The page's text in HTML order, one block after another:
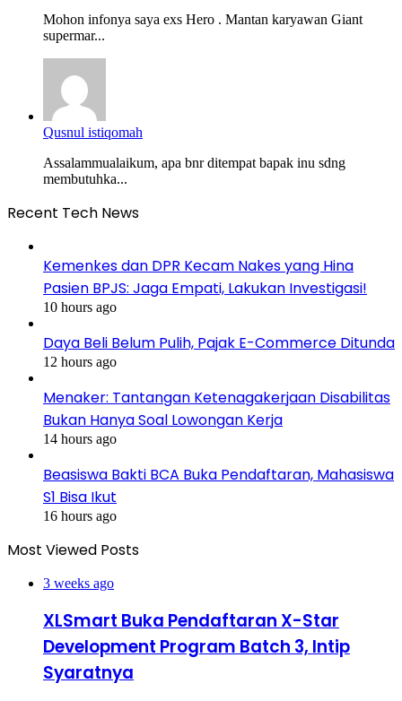
Mohon infonya saya exs Hero . Mantan karyawan Giant
supermar...
Qusnul istiqomah
Assalammualaikum, apa bnr ditempat bapak inu sdng
membutuhka...
Recent Tech News
Kemenkes dan DPR Kecam Nakes yang Hina
Pasien BPJS: Jaga Empati, Lakukan Investigasi!
10 hours ago
Daya Beli Belum Pulih, Pajak E-Commerce Ditunda
12 hours ago
Menaker: Tantangan Ketenagakerjaan Disabilitas
Bukan Hanya Soal Lowongan Kerja
14 hours ago
Beasiswa Bakti BCA Buka Pendaftaran, Mahasiswa
S1 Bisa Ikut
16 hours ago
Most Viewed Posts
3 weeks ago
XLSmart Buka Pendaftaran X-Star
Development Program Batch 3, Intip
Syaratnya